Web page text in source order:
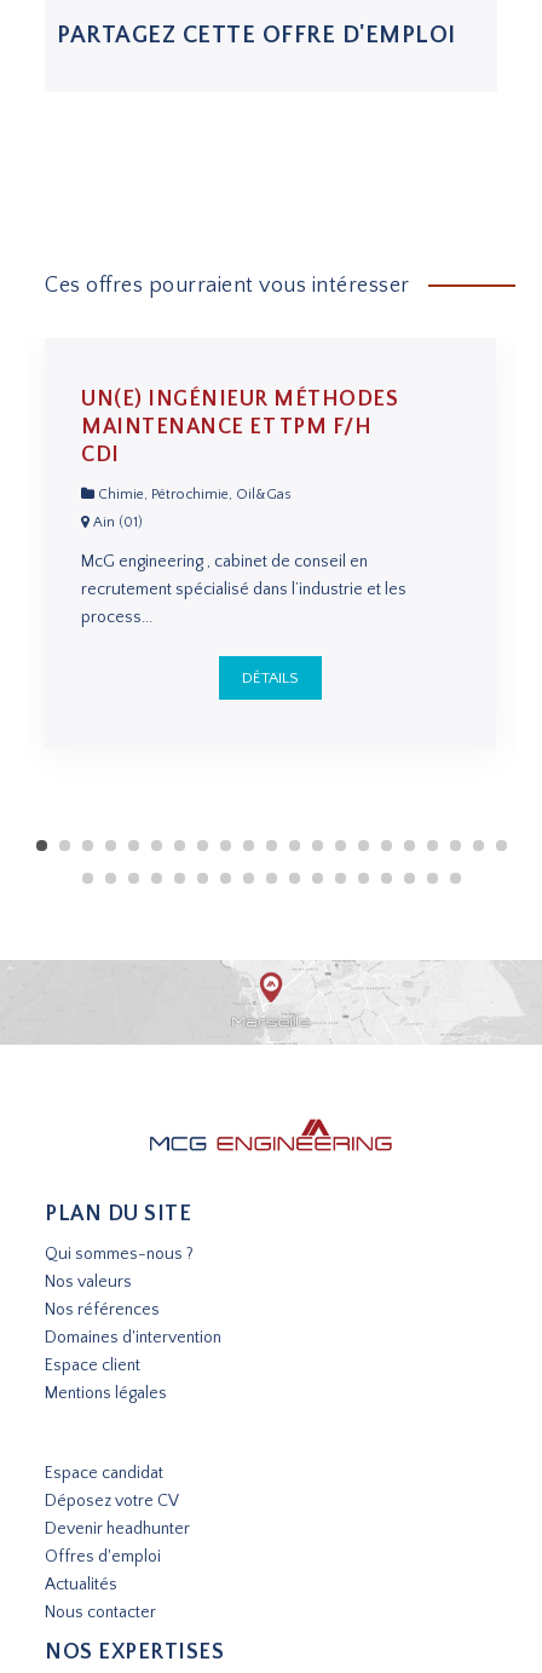
PARTAGEZ CETTE OFFRE D'EMPLOI
Ces offres pourraient vous intéresser
UN(E) INGÉNIEUR MÉTHODES
MAINTENANCE ET TPM F/H
CDI
Chimie, Pétrochimie, Oil&Gas
Ain (01)
McG engineering , cabinet de conseil en
recrutement spécialisé dans l’industrie et les
process...
DÉTAILS
PLAN DU SITE
Qui sommes-nous ?
Nos valeurs
Nos références
Domaines d'intervention
Espace client
Mentions légales
Espace candidat
Déposez votre CV
Devenir headhunter
Offres d'emploi
Actualités
Nous contacter
NOS EXPERTISES